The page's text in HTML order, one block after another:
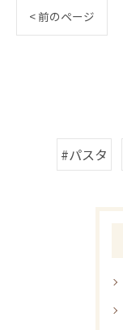
< 前のページ
#パスタ